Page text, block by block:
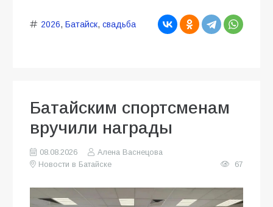
2026, Батайск, свадьба
Батайским спортсменам
вручили награды
08.08.2026
Алена Васнецова
Новости в Батайске
67